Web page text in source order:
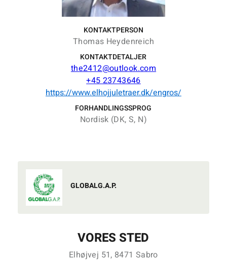
KONTAKTPERSON
Thomas Heydenreich
KONTAKTDETALJER
the2412@outlook.com
+45 23743646
https://www.elhojjuletraer.dk/engros/
FORHANDLINGSSPROG
Nordisk (DK, S, N)
GLOBALG.A.P.
VORES STED
Elhøjvej 51, 8471 Sabro